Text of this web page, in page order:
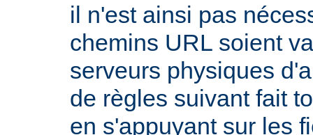
il n'est ainsi pas
chemins URL soient
serveurs physiques
de règles suivant fait
en s'appuyant sur les